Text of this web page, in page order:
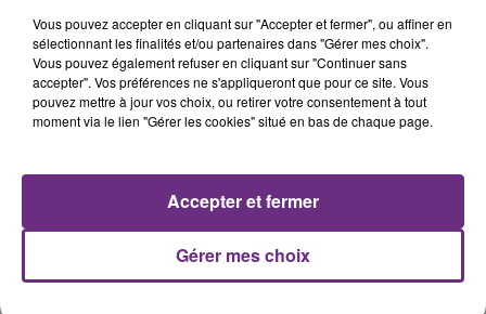
TEDDY SWIMS
Mr Know It All
ORELSAN
Ailleurs
14h07
14h07 14h03
14h03
Vous pouvez accepter en cliquant sur "Accepter et fermer", ou affiner en
sélectionnant les finalités et/ou partenaires dans "Gérer mes choix".
Vous pouvez également refuser en cliquant sur "Continuer sans
accepter". Vos préférences ne s'appliqueront que pour ce site. Vous
pouvez mettre à jour vos choix, ou retirer votre consentement à tout
moment via le lien "Gérer les cookies" situé en bas de chaque page.
Gérer mes choix
Accepter et fermer